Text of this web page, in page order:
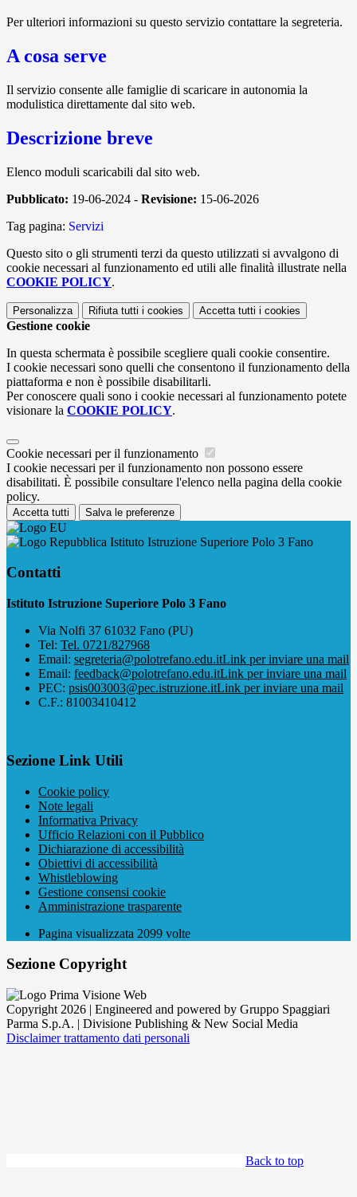
Per ulteriori informazioni su questo servizio contattare la segreteria.
A cosa serve
Il servizio consente alle famiglie di scaricare in autonomia la
modulistica direttamente dal sito web.
Descrizione breve
Elenco moduli scaricabili dal sito web.
Pubblicato: 19-06-2024 - Revisione: 15-06-2026
Tag pagina: Servizi
Questo sito o gli strumenti terzi da questo utilizzati si avvalgono di
cookie necessari al funzionamento ed utili alle finalità illustrate nella
COOKIE POLICY.
Personalizza Rifiuta tutti i cookies Accetta tutti i cookies
Gestione cookie
In questa schermata è possibile scegliere quali cookie consentire.
I cookie necessari sono quelli che consentono il funzionamento della
piattaforma e non è possibile disabilitarli.
Per conoscere quali sono i cookie necessari al funzionamento potete
visionare la COOKIE POLICY.
Cookie necessari per il funzionamento
I cookie necessari per il funzionamento non possono essere
disabilitati. È possibile consultare l'elenco nella pagina della cookie
policy.
Accetta tutti Salva le preferenze
Istituto Istruzione Superiore Polo 3 Fano
Contatti
Istituto Istruzione Superiore Polo 3 Fano
Via Nolfi 37 61032 Fano (PU)
Tel: Tel. 0721/827968
Email: segreteria@polotrefano.e​du.itLink per inviare una mail
Email: feedback@polotrefano.edu.itLink per inviare una mail
PEC: psis003003@pec.istruzione.itLink per inviare una mail
C.F.: 81003410412
Sezione Link Utili
Cookie policy
Note legali
Informativa Privacy
Ufficio Relazioni con il Pubblico
Dichiarazione di accessibilità
Obiettivi di accessibilità
Whistleblowing
Gestione consensi cookie
Amministrazione trasparente
Pagina visualizzata 2099 volte
Sezione Copyright
Copyright 2026 | Engineered and powered by Gruppo Spaggiari
Parma S.p.A. | Divisione Publishing & New Social Media
Disclaimer trattamento dati personali
Back to top